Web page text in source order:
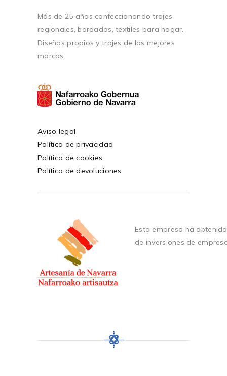
Más de 25 años confeccionando trajes
regionales, bordados, textiles para hogar.
Diseños propios y trajes de las mejores
marcas.
Aviso legal
Política de privacidad
Política de cookies
Política de devoluciones
Esta empresa ha
de inversiones de